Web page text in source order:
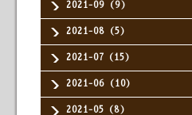
2021-09（9）
2021-08（5）
2021-07（15）
2021-06（10）
2021-05（8）